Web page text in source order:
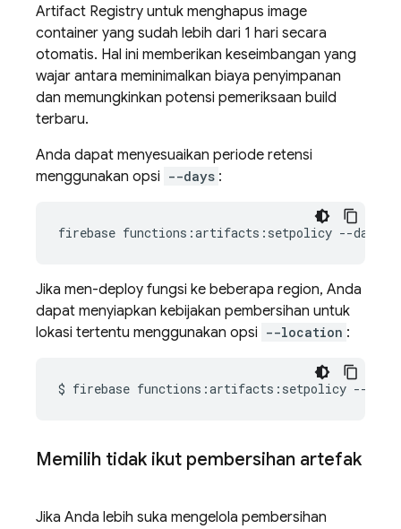
Artifact Registry untuk menghapus image
container yang sudah lebih dari 1 hari secara
otomatis. Hal ini memberikan keseimbangan yang
wajar antara meminimalkan biaya penyimpanan
dan memungkinkan potensi pemeriksaan build
terbaru.
Anda dapat menyesuaikan periode retensi
menggunakan opsi --days :
firebase functions:artifacts:setpolicy --days
Jika men-deploy fungsi ke beberapa region, Anda
dapat menyiapkan kebijakan pembersihan untuk
lokasi tertentu menggunakan opsi --location :
$ firebase functions:artifacts:setpolicy --
Memilih tidak ikut pembersihan artefak
Jika Anda lebih suka mengelola pembersihan